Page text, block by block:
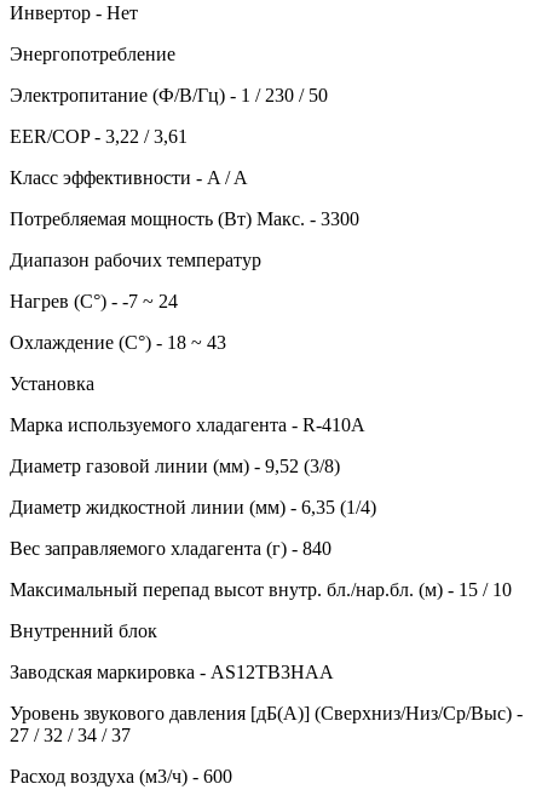
Инвертор - Нет
Энергопотребление
Электропитание (Ф/В/Гц) - 1 / 230 / 50
EER/COP - 3,22 / 3,61
Класс эффективности - A / A
Потребляемая мощность (Вт) Макс. - 3300
Диапазон рабочих температур
Нагрев (С°) - -7 ~ 24
Охлаждение (С°) - 18 ~ 43
Установка
Марка используемого хладагента - R-410A
Диаметр газовой линии (мм) - 9,52 (3/8)
Диаметр жидкостной линии (мм) - 6,35 (1/4)
Вес заправляемого хладагента (г) - 840
Максимальный перепад высот внутр. бл./нар.бл. (м) - 15 / 10
Внутренний блок
Заводская маркировка - AS12TB3HAA
Уровень звукового давления [дБ(А)] (Сверхниз/Низ/Ср/Выс) -
27 / 32 / 34 / 37
Расход воздуха (м3/ч) - 600